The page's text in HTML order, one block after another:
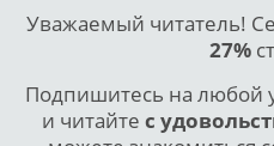
Уважаемый читатель!
27%
Подпишитесь на любой
и читайте с